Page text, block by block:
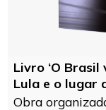
Livro ‘O
Lula e o lugar
Obra